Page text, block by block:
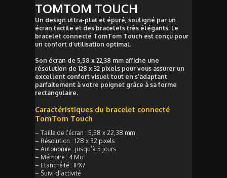
TOMTOM TOUCH
Un design ultra-plat et épuré, souligné par un
écran tactile et des bracelets très élégants. Le
bracelet connecté TomTom Touch est conçu pour
un confort d’utilisation optimal.
Son écran de 5,58 x 22,38 mm affiche une
résolution de 128 x 32 pixels pour vous assurer un
excellent confort visuel tout en s’adaptant
parfaitement à votre poignet grâce à sa forme
rectangulaire.
Caractéristiques du bracelet connecté
TomTom Touch
– Taille de l’écran : 5,58 x 22,38 mm
– Résolution : 128 x 32 pixels
– Autonomie : jusqu’à 5 jours
– Mémoire : 4 Mo
– Etanchéité : IPX7
– Suivi d’activité